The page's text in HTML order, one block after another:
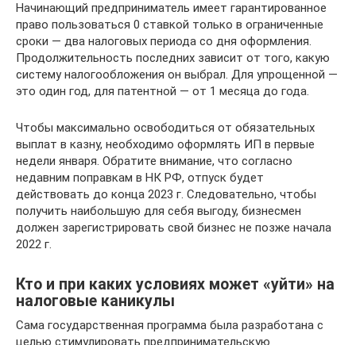
Начинающий предприниматель имеет гарантированное
право пользоваться 0 ставкой только в ограниченные
сроки — два налоговых периода со дня оформления.
Продолжительность последних зависит от того, какую
систему налогообложения он выбрал. Для упрощенной —
это один год, для патентной — от 1 месяца до года.
Чтобы максимально освободиться от обязательных
выплат в казну, необходимо оформлять ИП в первые
недели января. Обратите внимание, что согласно
недавним поправкам в НК РФ, отпуск будет
действовать до конца 2023 г. Следовательно, чтобы
получить наибольшую для себя выгоду, бизнесмен
должен зарегистрировать свой бизнес не позже начала
2022 г.
Кто и при каких условиях может «уйти» на
налоговые каникулы
Сама государственная программа была разработана с
целью стимулировать предпринимательскую